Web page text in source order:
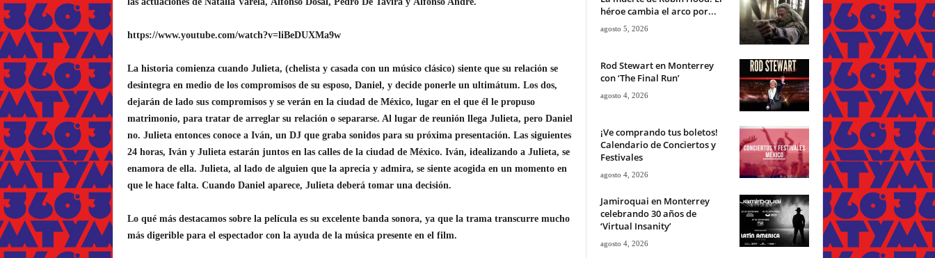
https://www.youtube.com/watch?v=liBeDUXMa9w
La historia comienza cuando Julieta, (chelista y casada con un músico clásico) siente que su relación se
desintegra en medio de los compromisos de su esposo, Daniel, y decide ponerle un ultimátum. Los dos,
dejarán de lado sus compromisos y se verán en la ciudad de México, lugar en el que él le propuso
matrimonio, para tratar de arreglar su relación o separarse. Al lugar de reunión llega Julieta, pero Daniel
no. Julieta entonces conoce a Iván, un DJ que graba sonidos para su próxima presentación. Las siguientes
24 horas, Iván y Julieta estarán juntos en las calles de la ciudad de México. Iván, idealizando a Julieta, se
enamora de ella. Julieta, al lado de alguien que la aprecia y admira, se siente acogida en un momento en
que le hace falta. Cuando Daniel aparece, Julieta deberá tomar una decisión.
Lo qué más destacamos sobre la película es su excelente banda sonora, ya que la trama transcurre mucho
más digerible para el espectador con la ayuda de la música presente en el film.
héroe cambia el arco por...
agosto 5, 2026
Rod Stewart en Monterrey
con ‘The Final Run’
agosto 4, 2026
¡Ve comprando tus boletos!
Calendario de Conciertos y
Festivales
agosto 4, 2026
Jamiroquai en Monterrey
celebrando 30 años de
‘Virtual Insanity’
agosto 4, 2026